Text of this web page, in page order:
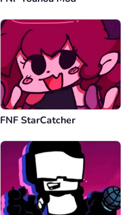
FNF StarCatcher